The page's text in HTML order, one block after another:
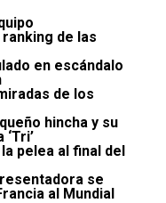
de las
en escándalo
de los
hincha y su
pelea al final del
se
al Mundial